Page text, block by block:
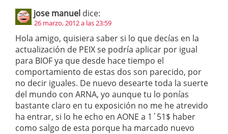
jose manuel dice:
26 marzo, 2012 a las 23:59
Hola amigo, quisiera saber si lo que decías en la
actualización de PEIX se podría aplicar por igual
para BIOF ya que desde hace tiempo el
comportamiento de estas dos son parecido, por
no decir iguales. De nuevo desearte toda la suerte
del mundo con ARNA, yo aunque tu lo ponías
bastante claro en tu exposición no me he atrevido
ha entrar, si lo he echo en AONE a 1´51$ haber
como salgo de esta porque ha marcado nuevo